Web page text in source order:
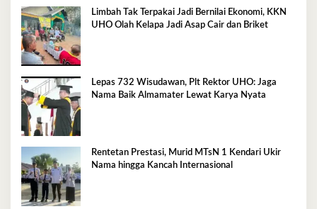
Limbah Tak Terpakai Jadi Bernilai Ekonomi, KKN
UHO Olah Kelapa Jadi Asap Cair dan Briket
Lepas 732 Wisudawan, Plt Rektor UHO: Jaga
Nama Baik Almamater Lewat Karya Nyata
Rentetan Prestasi, Murid MTsN 1 Kendari Ukir
Nama hingga Kancah Internasional